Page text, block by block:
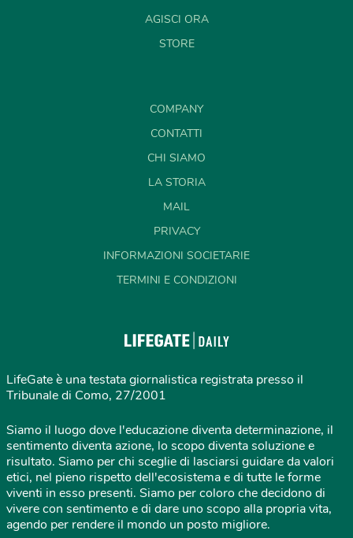
AGISCI ORA
STORE
COMPANY
CONTATTI
CHI SIAMO
LA STORIA
MAIL
PRIVACY
INFORMAZIONI SOCIETARIE
TERMINI E CONDIZIONI
LifeGate è una testata giornalistica registrata presso il
Tribunale di Como, 27/2001
Siamo il luogo dove l'educazione diventa determinazione, il
sentimento diventa azione, lo scopo diventa soluzione e
risultato. Siamo per chi sceglie di lasciarsi guidare da valori
etici, nel pieno rispetto dell'ecosistema e di tutte le forme
viventi in esso presenti. Siamo per coloro che decidono di
vivere con sentimento e di dare uno scopo alla propria vita,
agendo per rendere il mondo un posto migliore.